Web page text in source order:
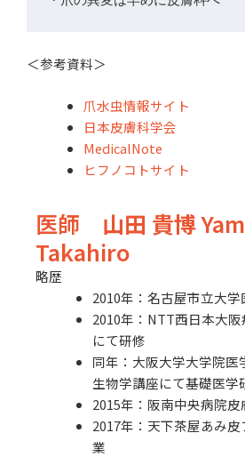
＜参考資料＞
爪水虫情報サイト
日本皮膚科学会
MedicalNote
ヒフノコトサイト
医師 山田 貴博
Takahiro
略歴
2010年：名古屋市立大学
2010年：NTT西日本大
にて研修
同年：大阪大学大学院医
生物学講座にて基礎医学
2015年：阪南中央病院皮
2017年：天下茶屋あみ
業